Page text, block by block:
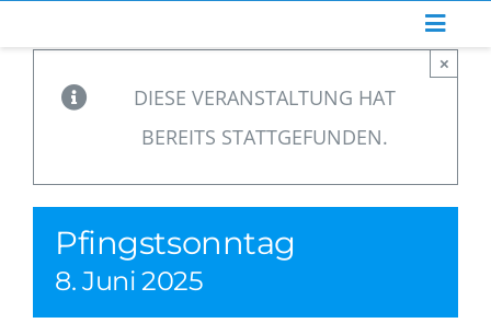
Inhalt
springen
DIESE VERANSTALTUNG HAT
BEREITS STATTGEFUNDEN.
×
Pfingstsonntag
8. Juni 2025